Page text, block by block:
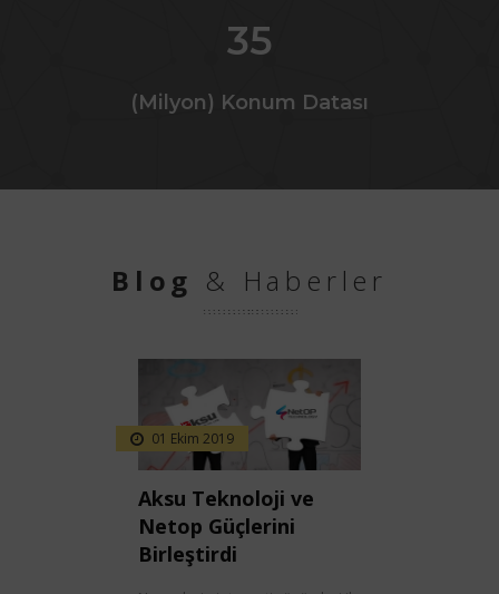
35
(Milyon) Konum Datası
Blog & Haberler
01 Ekim 2019
Aksu Teknoloji ve
Netop Güçlerini
Birleştirdi